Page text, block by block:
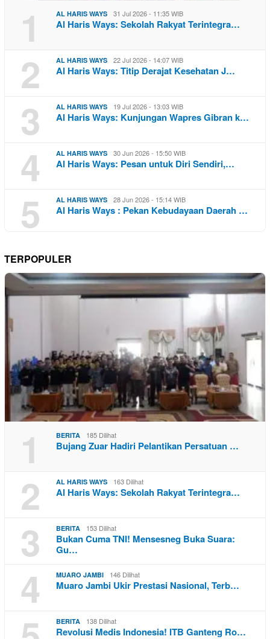
1 AL HARIS WAYS 31 Jul 2026 - 11:35 WIB
Al Haris Ways: Sekolah Rakyat Terintegra…
2 AL HARIS WAYS 22 Jul 2026 - 14:07 WIB
Al Haris Ways: Titip Derajat Kesehatan J…
3 AL HARIS WAYS 19 Jul 2026 - 13:03 WIB
Al Haris Ways: Kunjungan Wapres Gibran k…
4 AL HARIS WAYS 30 Jun 2026 - 15:50 WIB
Al Haris Ways: Pesan untuk Diri Sendiri,…
5 AL HARIS WAYS 28 Jun 2026 - 15:14 WIB
Al Haris Ways : Pekan Kebudayaan Daerah …
TERPOPULER
1 BERITA 185 Dilihat
Bujang Zuar Hadiri Pelantikan Persatuan …
2 AL HARIS WAYS 163 Dilihat
Al Haris Ways: Sekolah Rakyat Terintegra…
3 BERITA 153 Dilihat
Bukan Cuma TNI! Mensesneg Buka Suara:
Gu…
4 MUARO JAMBI 146 Dilihat
Muaro Jambi Ukir Prestasi Nasional, Terb…
BERITA 138 Dilihat
Revolusi Medis Indonesia! ITB Ganteng Ro…